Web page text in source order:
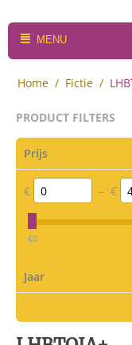
MENU
Home / Fictie /
PRODUCT FILTERS
Prijs
€ – €
‎€0
Jaar